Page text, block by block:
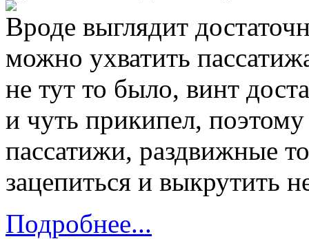
Вроде выглядит
можно ухватить
не тут то было, винт
и чуть прикипел,
пассатижи, раздвижные
зацепиться и выкрутить
Подробнее...